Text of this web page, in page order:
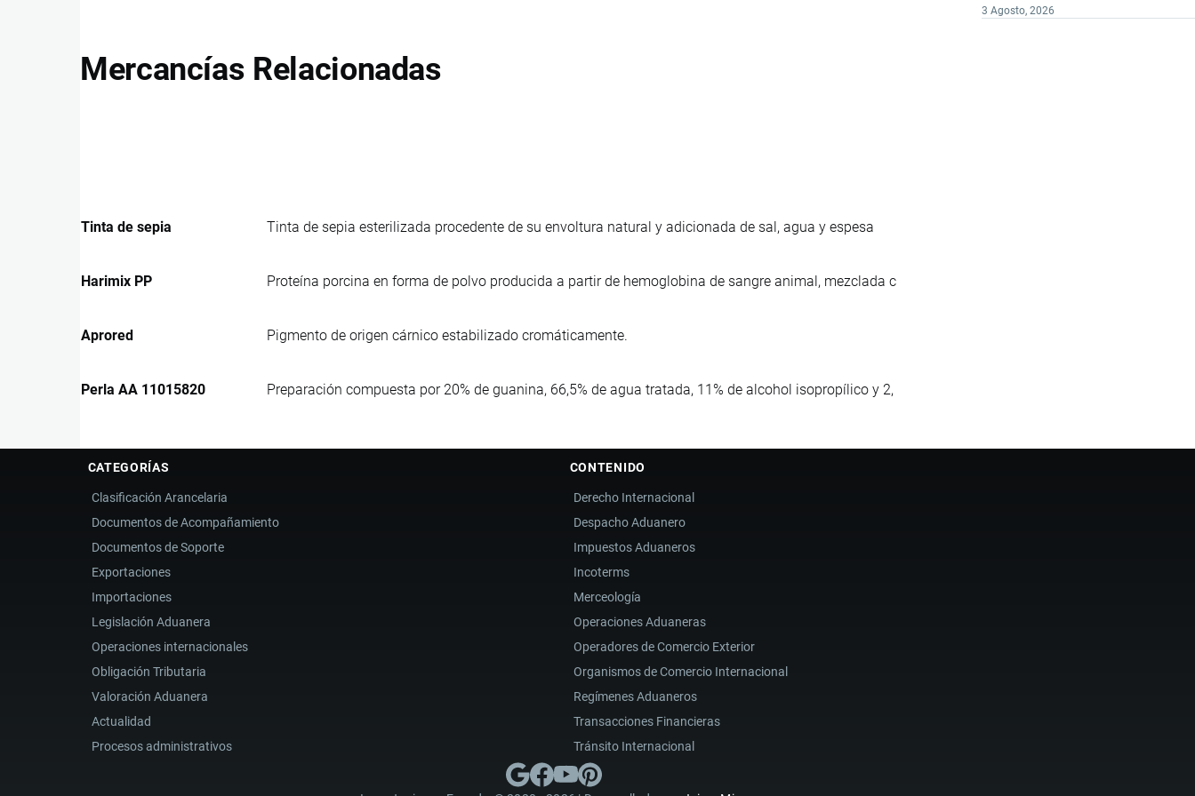
3 Agosto, 2026
Mercancías Relacionadas
Tinta de sepia Tinta de sepia esterilizada procedente de su envoltura natural y adicionada de sal, agua y espesa
Harimix PP Proteína porcina en forma de polvo producida a partir de hemoglobina de sangre animal, mezclada c
Aprored Pigmento de origen cárnico estabilizado cromáticamente.
Perla AA 11015820 Preparación compuesta por 20% de guanina, 66,5% de agua tratada, 11% de alcohol isopropílico y 2,
CATEGORÍAS
Clasificación Arancelaria
Documentos de Acompañamiento
Documentos de Soporte
Exportaciones
Importaciones
Legislación Aduanera
Operaciones internacionales
Obligación Tributaria
Valoración Aduanera
Actualidad
Procesos administrativos
CONTENIDO
Derecho Internacional
Despacho Aduanero
Impuestos Aduaneros
Incoterms
Merceología
Operaciones Aduaneras
Operadores de Comercio Exterior
Organismos de Comercio Internacional
Regímenes Aduaneros
Transacciones Financieras
Tránsito Internacional